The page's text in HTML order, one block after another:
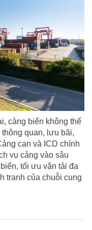
cảng biển không thể
quan, lưu bãi,
cạn và ICD chính
vụ cảng vào sâu
tối ưu vận tải đa
tranh của chuỗi cung